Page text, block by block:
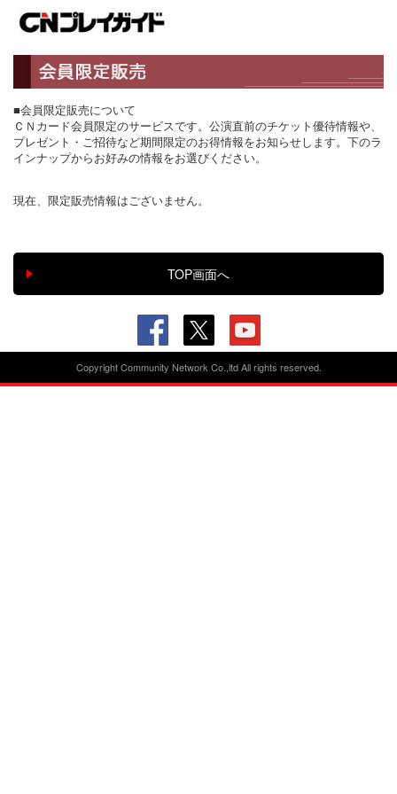
■会員限定販売について
ＣＮカード会員限定のサービスです。公演直前のチケット優待情報や、
プレゼント・ご招待など期間限定のお得情報をお知らせします。下のラ
インナップからお好みの情報をお選びください。
現在、限定販売情報はございません。
Copyright Community Network Co.,ltd All rights reserved.